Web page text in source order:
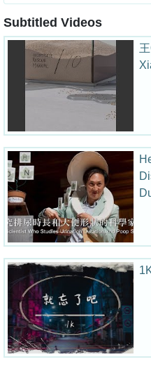
Subtitled Videos